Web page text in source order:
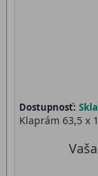
Dostupnosť:
Klaprám 63,5 x